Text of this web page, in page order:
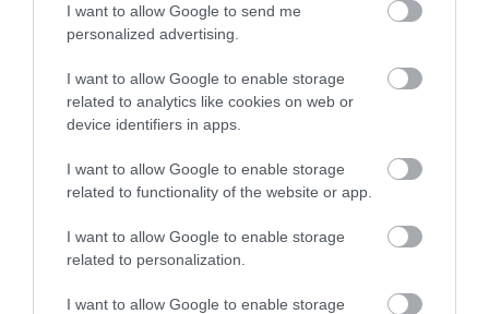
I want to allow Google to send me
personalized advertising.
I want to allow Google to enable storage
related to analytics like cookies on web or
device identifiers in apps.
I want to allow Google to enable storage
related to functionality of the website or app.
I want to allow Google to enable storage
related to personalization.
I want to allow Google to enable storage
REPÜLŐJÁRATOKKAL IS
UTAZHATUNK